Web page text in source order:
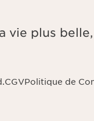
vie plus
CGVPolitique de